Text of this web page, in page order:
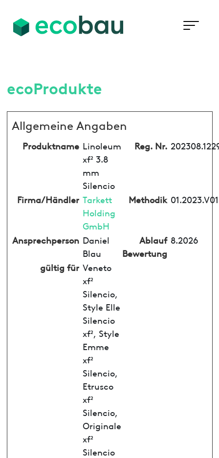
ecoProdukte
Allgemeine Angaben
Produktname Linoleum
xf² 3.8
mm
Silencio
Reg. Nr.
Firma/Händler Tarkett
Holding
GmbH
Methodik 01.2023.V01
Ansprechperson Daniel
Blau
Ablauf
Bewertung
8.2026
gültig für Veneto
xf²
Silencio,
Style Elle
Silencio
xf², Style
Emme
xf²
Silencio,
Etrusco
xf²
Silencio,
Originale
xf²
Silencio